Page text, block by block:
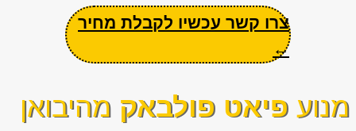
צרו קשר עכשיו לקבלת מחיר
←
מנוע פיאט פולבאק מהיבואן